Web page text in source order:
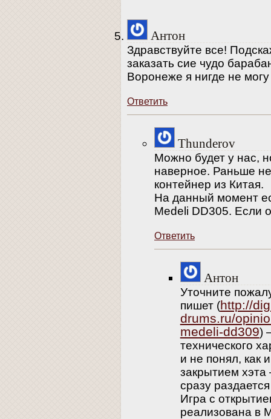
Антон
Здравствуйте все!
заказать сие чудо
Воронеже я нигде не
Ответить
Thunderov
Можно будет у нас,
наверное. Раньше
контейнер из Китая.
На данный момент
Medeli DD305. Если
Ответить
Антон
Уточните
пишет (http://
drums.ru/
medeli-dd309)
технического
и не понял, как
закрытием
сразу
Игра с
реализована в